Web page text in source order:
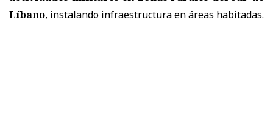
Líbano, instalando infraestructura en áreas habitadas.